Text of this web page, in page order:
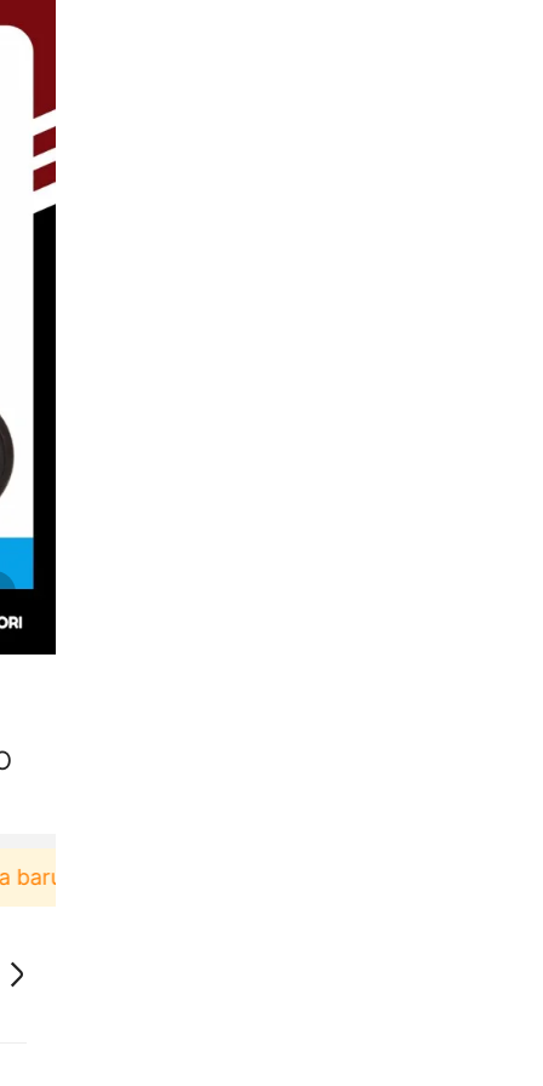
berbelanja di aplikasi Akulaku bisa dapat